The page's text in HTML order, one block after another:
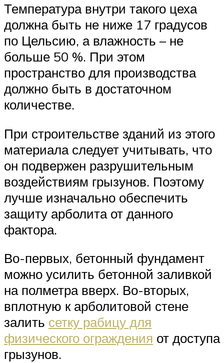
Температура внутри такого цеха
должна быть не ниже 17 градусов
по Цельсию, а влажность – не
больше 50 %. При этом
пространство для производства
должно быть в достаточном
количестве.
При строительстве зданий из этого
материала следует учитывать, что
он подвержен разрушительным
воздействиям грызунов. Поэтому
лучше изначально обеспечить
защиту арболита от данного
фактора.
Во-первых, бетонный фундамент
можно усилить бетонной заливкой
на полметра вверх. Во-вторых,
вплотную к арболитовой стене
залить сетку рабицу для
физического ограждения от доступа
грызунов.